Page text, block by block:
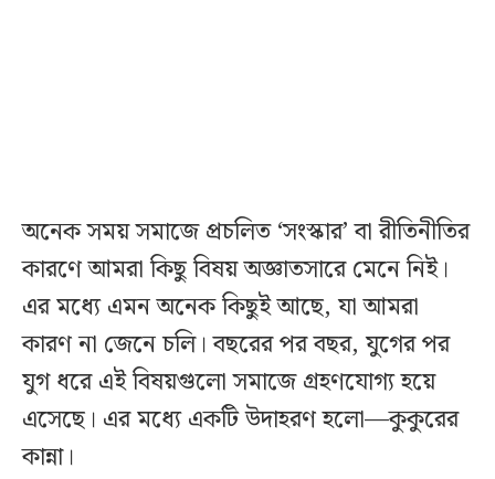
অনেক সময় সমাজে প্রচলিত ‘সংস্কার’ বা রীতিনীতির
কারণে আমরা কিছু বিষয় অজ্ঞাতসারে মেনে নিই।
এর মধ্যে এমন অনেক কিছুই আছে, যা আমরা
কারণ না জেনে চলি। বছরের পর বছর, যুগের পর
যুগ ধরে এই বিষয়গুলো সমাজে গ্রহণযোগ্য হয়ে
এসেছে। এর মধ্যে একটি উদাহরণ হলো—কুকুরের
কান্না।